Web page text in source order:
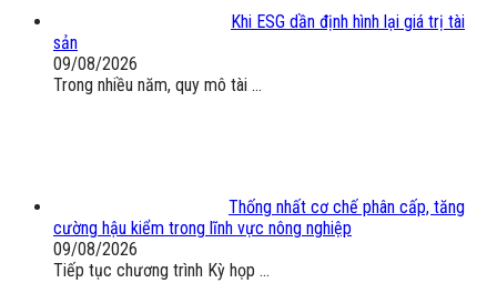
Khi ESG dần định hình lại giá trị tài
sản
09/08/2026
Trong nhiều năm, quy mô tài ...
Thống nhất cơ chế phân cấp, tăng
cường hậu kiểm trong lĩnh vực nông nghiệp
09/08/2026
Tiếp tục chương trình Kỳ họp ...